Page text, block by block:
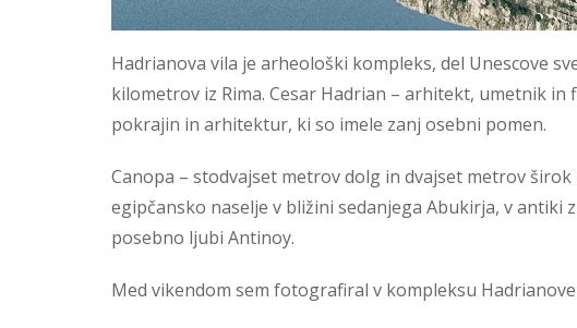
Hadrianova vila je arheološki kompleks, del Unescove
kilometrov iz Rima. Cesar Hadrian – arhitekt, umetnik
pokrajin in arhitektur, ki so imele zanj osebni pomen.
Canopa – stodvajset metrov dolg in dvajset metrov
egipčansko naselje v bližini sedanjega Abukirja, v
posebno ljubi Antinoy.
Med vikendom sem fotografiral v kompleksu